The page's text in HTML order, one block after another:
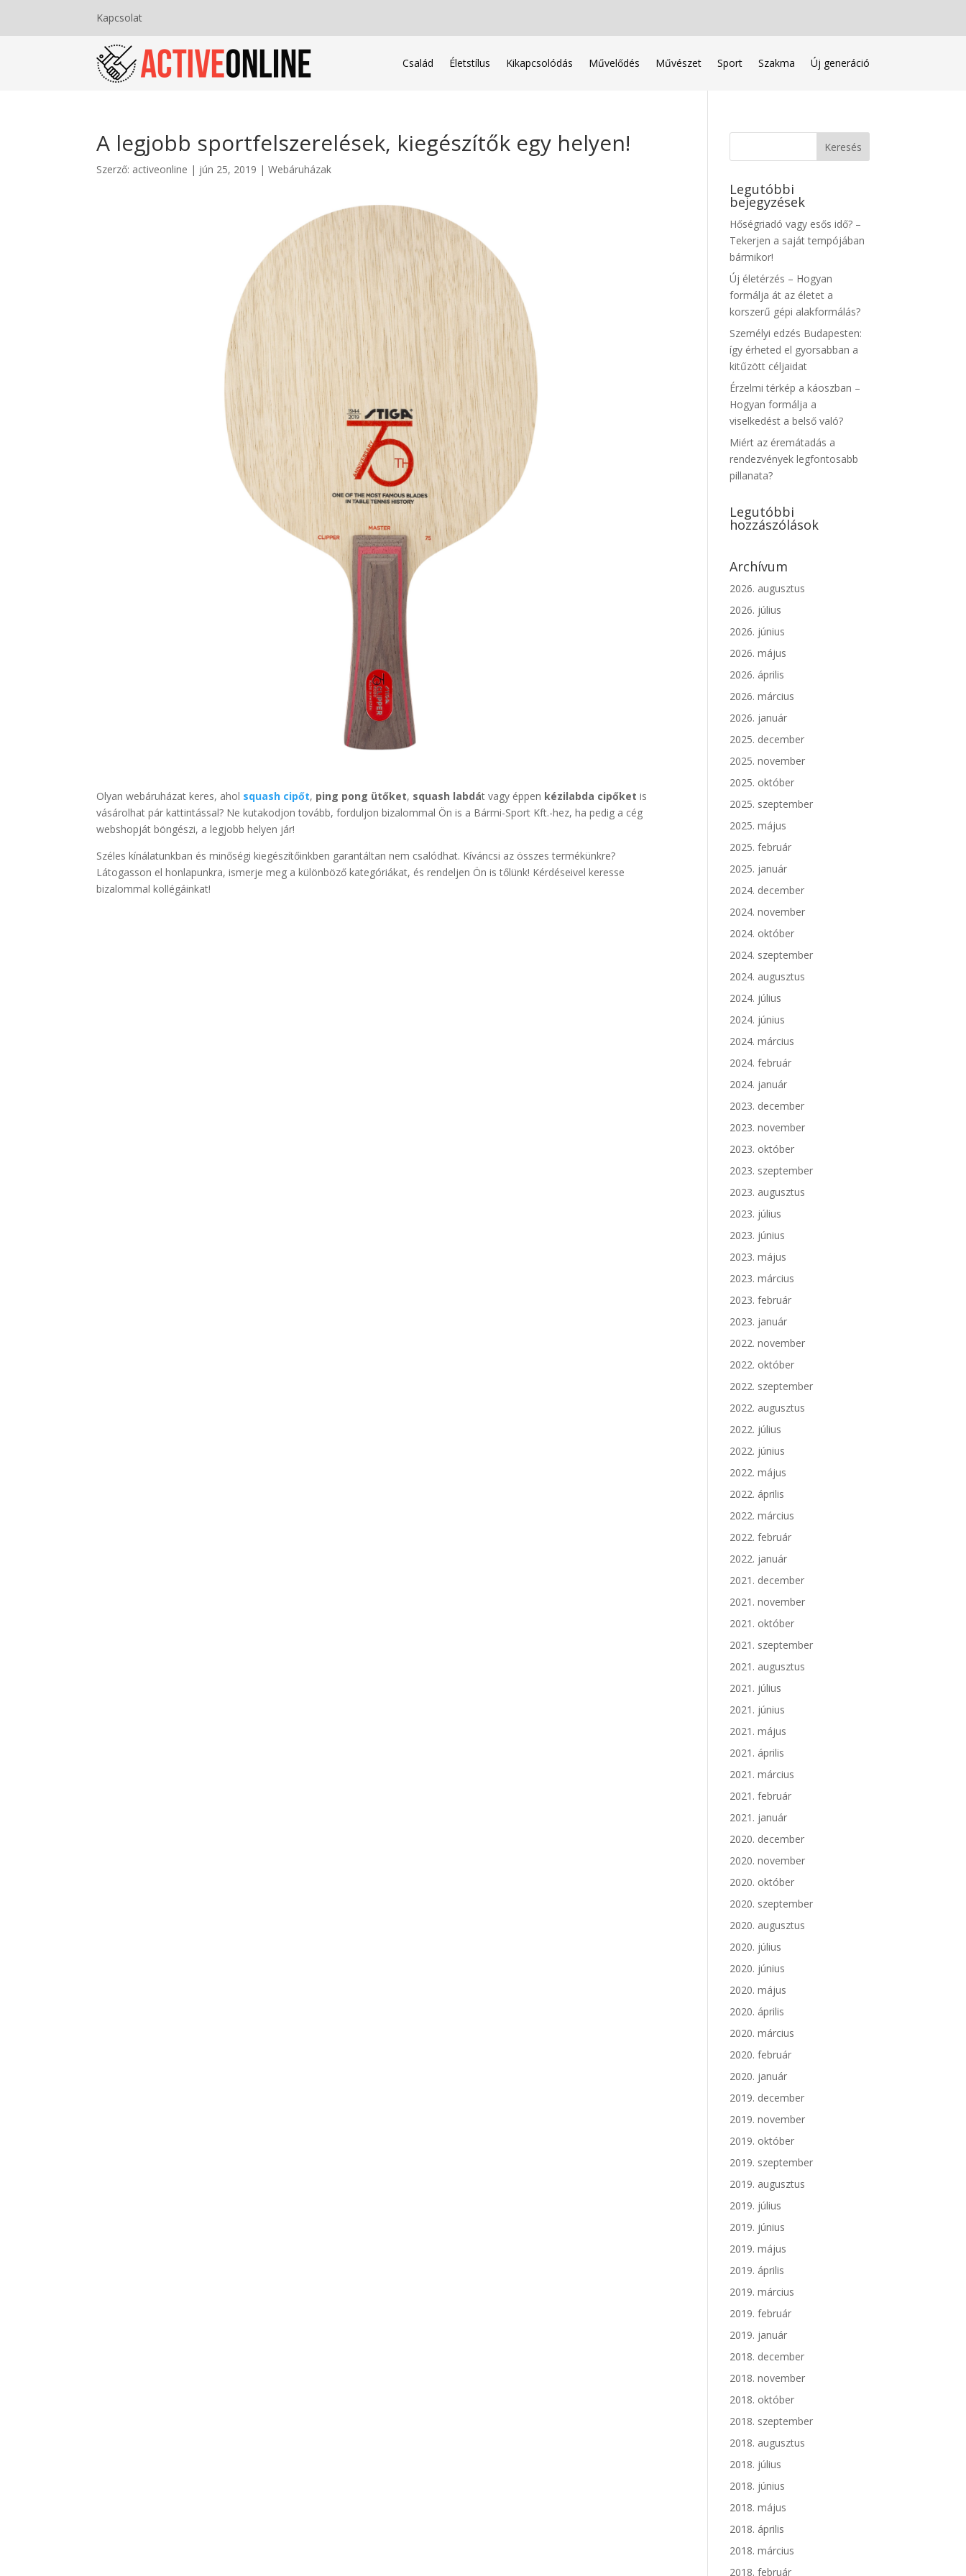
Kapcsolat
Család Életstílus Kikapcsolódás Művelődés Művészet Sport Szakma Új generáció
A legjobb sportfelszerelések, kiegészítők egy helyen!
Szerző: activeonline | jún 25, 2019 |Webáruházak
Olyan webáruházat keres, ahol squash cipőt, ping pong ütőket, squash labdát vagy éppen kézilabda cipőket is
vásárolhat pár kattintással? Ne kutakodjon tovább, forduljon bizalommal Ön is a Bármi-Sport Kft.-hez, ha pedig a cég
webshopját böngészi, a legjobb helyen jár!
Széles kínálatunkban és minőségi kiegészítőinkben garantáltan nem csalódhat. Kíváncsi az összes termékünkre?
Látogasson el honlapunkra, ismerje meg a különböző kategóriákat, és rendeljen Ön is tőlünk! Kérdéseivel keresse
bizalommal kollégáinkat!
Legutóbbi
bejegyzések
Hőségriadó vagy esős idő? –
Tekerjen a saját tempójában
bármikor!
Új életérzés – Hogyan
formálja át az életet a
korszerű gépi alakformálás?
Személyi edzés Budapesten:
így érheted el gyorsabban a
kitűzött céljaidat
Érzelmi térkép a káoszban –
Hogyan formálja a
viselkedést a belső való?
Miért az éremátadás a
rendezvények legfontosabb
pillanata?
Legutóbbi
hozzászólások
Archívum
2026. augusztus
2026. július
2026. június
2026. május
2026. április
2026. március
2026. január
2025. december
2025. november
2025. október
2025. szeptember
2025. május
2025. február
2025. január
2024. december
2024. november
2024. október
2024. szeptember
2024. augusztus
2024. július
2024. június
2024. március
2024. február
2024. január
2023. december
2023. november
2023. október
2023. szeptember
2023. augusztus
2023. július
2023. június
2023. május
2023. március
2023. február
2023. január
2022. november
2022. október
2022. szeptember
2022. augusztus
2022. július
2022. június
2022. május
2022. április
2022. március
2022. február
2022. január
2021. december
2021. november
2021. október
2021. szeptember
2021. augusztus
2021. július
2021. június
2021. május
2021. április
2021. március
2021. február
2021. január
2020. december
2020. november
2020. október
2020. szeptember
2020. augusztus
2020. július
2020. június
2020. május
2020. április
2020. március
2020. február
2020. január
2019. december
2019. november
2019. október
2019. szeptember
2019. augusztus
2019. július
2019. június
2019. május
2019. április
2019. március
2019. február
2019. január
2018. december
2018. november
2018. október
2018. szeptember
2018. augusztus
2018. július
2018. június
2018. május
2018. április
2018. március
2018. február